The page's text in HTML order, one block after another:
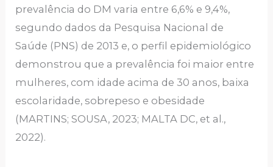
prevalência do DM varia entre 6,6% e 9,4%,
segundo dados da Pesquisa Nacional de
Saúde (PNS) de 2013 e, o perfil epidemiológico
demonstrou que a prevalência foi maior entre
mulheres, com idade acima de 30 anos, baixa
escolaridade, sobrepeso e obesidade
(MARTINS; SOUSA, 2023; MALTA DC, et al.,
2022).